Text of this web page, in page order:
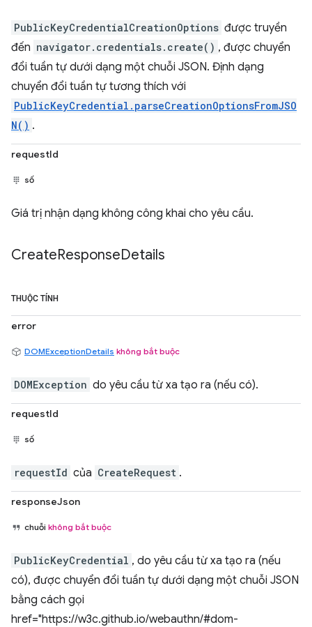
PublicKeyCredentialCreationOptions được truyền
đến navigator.credentials.create() , được chuyển
đổi tuần tự dưới dạng một chuỗi JSON. Định dạng
chuyển đổi tuần tự tương thích với
PublicKeyCredential.parseCreationOptionsFromJSO
N() .
requestId
số
Giá trị nhận dạng không công khai cho yêu cầu.
CreateResponseDetails
THUỘC TÍNH
error
DOMExceptionDetails không bắt buộc
DOMException do yêu cầu từ xa tạo ra (nếu có).
requestId
số
requestId của CreateRequest .
responseJson
chuỗi không bắt buộc
PublicKeyCredential , do yêu cầu từ xa tạo ra (nếu
có), được chuyển đổi tuần tự dưới dạng một chuỗi JSON
bằng cách gọi
href="https://w3c.github.io/webauthn/#dom-